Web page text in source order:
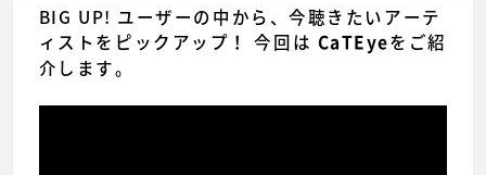
BIG UP! ユーザーの中から、今聴きたいアーテ
ィストをピックアップ！ 今回は CaTEyeをご紹
介します。